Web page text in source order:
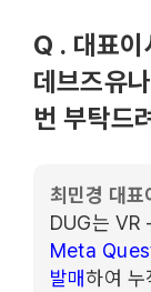
Q . 대표이
데브즈유
번 부탁드
최민경 대표
DUG는 VR
Meta
발매하여